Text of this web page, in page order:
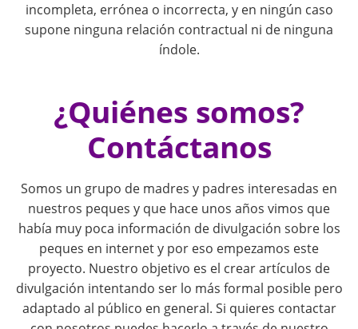
incompleta, errónea o incorrecta, y en ningún caso
supone ninguna relación contractual ni de ninguna
índole.
¿Quiénes somos?
Contáctanos
Somos un grupo de madres y padres interesadas en
nuestros peques y que hace unos años vimos que
había muy poca información de divulgación sobre los
peques en internet y por eso empezamos este
proyecto. Nuestro objetivo es el crear artículos de
divulgación intentando ser lo más formal posible pero
adaptado al público en general. Si quieres contactar